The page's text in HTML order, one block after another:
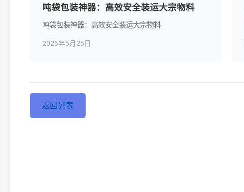
吨袋包装神器：高效安全装运大宗物料
吨袋包装神器：高效安全装运大宗物料
2026年5月25日
返回列表